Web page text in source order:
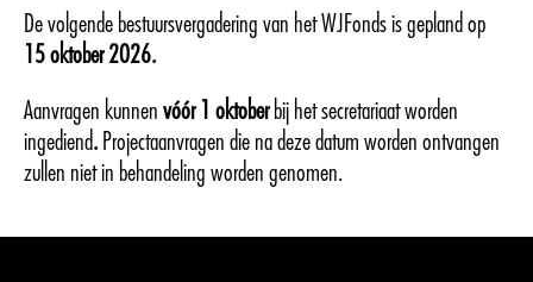
De volgende bestuursvergadering van het WJFonds is gepland op
15 oktober 2026.
Aanvragen kunnen vóór 1 oktober bij het secretariaat worden
ingediend. Projectaanvragen die na deze datum worden ontvangen
zullen niet in behandeling worden genomen.